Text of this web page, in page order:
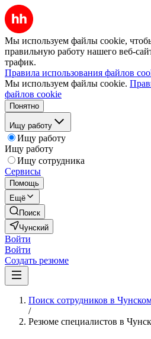
Мы используем файлы cookie,
правильную работу нашего веб-
трафик.
Правила использования файлов
Мы используем файлы cookie.
файлов cookie
Понятно
Ищу работу
Ищу работу
Ищу работу
Ищу сотрудника
Сервисы
Помощь
Ещё
Поиск
Чунский
Войти
Войти
Создать резюме
Поиск сотрудников в
/
Резюме специалистов в